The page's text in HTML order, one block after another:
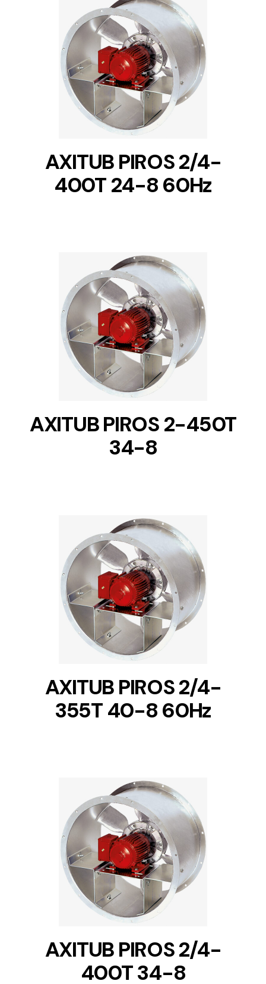
DETAILS
AXITUB PIROS 2/4-
400T 24-8 60Hz
DETAILS
AXITUB PIROS 2-450T
34-8
DETAILS
AXITUB PIROS 2/4-
355T 40-8 60Hz
DETAILS
AXITUB PIROS 2/4-
400T 34-8